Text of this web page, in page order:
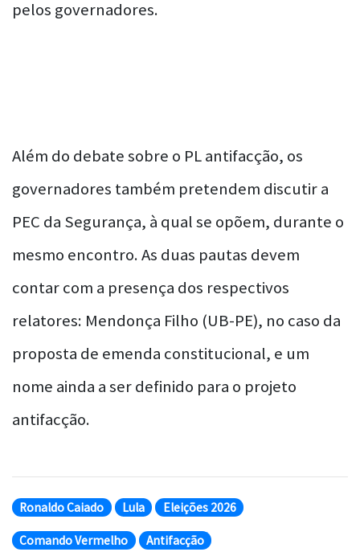
pelos governadores.
Além do debate sobre o PL antifacção, os
governadores também pretendem discutir a
PEC da Segurança, à qual se opõem, durante o
mesmo encontro. As duas pautas devem
contar com a presença dos respectivos
relatores: Mendonça Filho (UB-PE), no caso da
proposta de emenda constitucional, e um
nome ainda a ser definido para o projeto
antifacção.
Ronaldo Caiado Lula Eleições 2026
Comando Vermelho Antifacção